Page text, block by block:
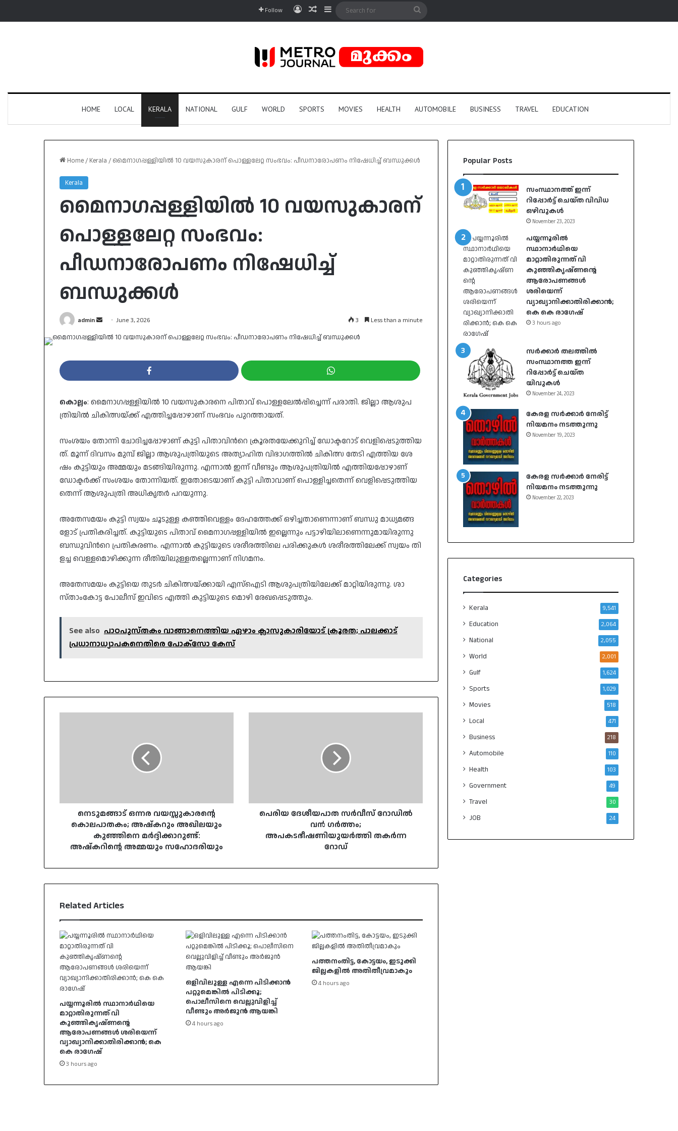
Follow Log InRandom Article
Sidebar
Search
HOME LOCAL KERALA NATIONAL GULF WORLD SPORTS MOVIES HEALTH AUTOMOBILE BUSINESS TRAVEL EDUCATION
Home/ Kerala / മൈനാഗപ്പള്ളിയിൽ 10 വയസുകാരന് പൊള്ളലേറ്റ സംഭവം: പീഡനാരോപണം നിഷേധിച്ച് ബന്ധുക്കൾ
Kerala
മൈനാഗപ്പള്ളിയിൽ 10 വയസുകാരന്
പൊള്ളലേറ്റ സംഭവം:
പീഡനാരോപണം നിഷേധിച്ച്
ബന്ധുക്കൾ
admin
Send June 3, 2026 3 Less than a minute
കൊല്ലം: മൈ​നാ​ഗ​പ്പ​ള്ളി​യി​ല്‍ 10 വ​യ​സു​കാ​ര​നെ പി​താ​വ് പൊ​ള്ള​ലേ​ല്‍​പ്പി​ച്ചെ​ന്ന് പ​രാ​തി. ജി​ല്ലാ ആ​ശു​പ​
ത്രി​യി​ല്‍ ചി​കി​ത്സ​യ്ക്ക് എ​ത്തി​ച്ച​പ്പോ​ഴാ​ണ് സം​ഭ​വം പു​റ​ത്താ​യ​ത്.
സം​ശ​യം തോ​ന്നി ചോ​ദി​ച്ച​പ്പോ​ഴാ​ണ് കു​ട്ടി പി​താ​വി​ന്‍റെ ക്രൂ​ര​ത​യേ​ക്കു​റി​ച്ച് ഡോ​ക്ട​റോ​ട് വെ​ളി​പ്പെ​ടു​ത്തി​യ​
ത്. മൂ​ന്ന് ദി​വ​സം മു​മ്പ് ജി​ല്ലാ ആ​ശു​പ​ത്രി​യു​ടെ അ​ത്യാ​ഹി​ത വി​ഭാ​ഗ​ത്തി​ല്‍ ചി​കി​ത്സ തേ​ടി എ​ത്തി​യ ശേ​
ഷം കു​ട്ടി​യും അ​മ്മ​യും മ​ട​ങ്ങി​യി​രു​ന്നു. എ​ന്നാ​ല്‍ ഇ​ന്ന് വീ​ണ്ടും ആ​ശു​പ​ത്രി​യി​ല്‍ എ​ത്തി​യ​പ്പോ​ഴാ​ണ്
ഡോ​ക്ട​ര്‍​ക്ക് സം​ശ​യം തോ​ന്നി​യ​ത്. ഇ​തോ​ടെ​യാ​ണ് കു​ട്ടി പി​താ​വാ​ണ് പൊ​ള്ളി​ച്ച​തെ​ന്ന് വെ​ളി​പ്പെ​ടു​ത്തി​യ​
തെ​ന്ന് ആ​ശു​പ​ത്രി അ​ധി​കൃ​ത​ര്‍ പ​റ​യു​ന്നു.
അ​തേ​സ​മ​യം കു​ട്ടി സ്വ​യം ചൂ​ടു​ള്ള ക​ഞ്ഞി​വെ​ള്ളം ദേ​ഹ​ത്തേ​ക്ക് ഒ​ഴി​ച്ച​താ​ണെ​ന്നാ​ണ് ബ​ന്ധു മാ​ധ്യ​മ​ങ്ങ​
ളോ​ട് പ്ര​തി​ക​രി​ച്ച​ത്. കു​ട്ടി​യു​ടെ പി​താ​വ് മൈ​നാ​ഗ​പ്പ​ള്ളി​യി​ല്‍ ഇ​ല്ലെ​ന്നും പ​ട്ടാ​ഴി​യി​ലാ​ണെ​ന്നു​മാ​യി​രു​ന്നു
ബ​ന്ധു​വി​ന്‍റെ പ്ര​തി​ക​ര​ണം. എ​ന്നാ​ല്‍ കു​ട്ടി​യു​ടെ ശ​രീ​ര​ത്തി​ലെ പ​രി​ക്കു​ക​ള്‍ ശ​രീ​ര​ത്തി​ലേ​ക്ക് സ്വ​യം തി​
ള​ച്ച വെ​ള്ള​മൊ​ഴി​ക്കു​ന്ന രീ​തി​യി​ലു​ള്ള​ത​ല്ലെ​ന്നാ​ണ് നി​ഗ​മ​നം.
അ​തേ​സ​മ​യം കു​ട്ടി​യെ തു​ട​ര്‍ ചി​കി​ത്സ​യ്ക്കാ​യി എ​സ്ഐ​ടി ആ​ശു​പ​ത്രി​യി​ലേ​ക്ക് മാ​റ്റി​യി​രു​ന്നു. ശാ​
സ്താം​കോ​ട്ട പോ​ലീ​സ് ഇ​വി​ടെ എ​ത്തി കു​ട്ടി​യു​ടെ മൊ​ഴി രേ​ഖ​പ്പെ​ടു​ത്തും.
See also പാഠപുസ്തകം വാങ്ങാനെത്തിയ ഏഴാം ക്ലാസുകാരിയോട് ക്രൂരത; പാലക്കാട്
പ്രധാനാധ്യാപകനെതിരെ പോക്സോ കേസ്
അഷ്‌കറിന്റെ
അമ്മയും
സഹോദരിയും
നെടുമങ്ങാട് ഒന്നര വയസ്സുകാരന്റെ
കൊലപാതകം; അഷ്‌കറും അഖിലയും
കുഞ്ഞിനെ മർദ്ദിക്കാറുണ്ട്:
അഷ്‌കറിന്റെ അമ്മയും സഹോദരിയും
റോഡ്‌
പെരിയ ദേശീയപാത സർവീസ് റോഡിൽ
വൻ ഗർത്തം;
അപകടഭീഷണിയുയർത്തി തകർന്ന
റോഡ്‌
Related Articles
പയ്യന്നൂരിൽ സ്ഥാനാർഥിയെ
മാറ്റാതിരുന്നത് വി
കുഞ്ഞികൃഷ്ണന്റെ
ആരോപണങ്ങൾ ശരിയെന്ന്
വ്യാഖ്യാനിക്കാതിരിക്കാൻ; കെ
കെ രാഗേഷ്
3 hours ago
ഒളിവിലുള്ള എന്നെ പിടിക്കാൻ
പറ്റുമെങ്കിൽ പിടിക്കൂ;
പൊലീസിനെ വെല്ലുവിളിച്ച്
വീണ്ടും അർജുൻ ആയങ്കി
4 hours ago
പത്തനംതിട്ട, കോട്ടയം, ഇടുക്കി
ജില്ലകളില്‍ അതിതീവ്രമാകും
4 hours ago
Popular Posts
സംസ്ഥാനത്ത് ഇന്ന്
റിപ്പോർട്ട് ചെയ്ത വിവിധ
ഒഴിവുകൾ
November 23, 2023
പയ്യന്നൂരിൽ
സ്ഥാനാർഥിയെ
മാറ്റാതിരുന്നത് വി
കുഞ്ഞികൃഷ്ണന്റെ
ആരോപണങ്ങൾ
ശരിയെന്ന്
വ്യാഖ്യാനിക്കാതിരിക്കാൻ;
കെ കെ രാഗേഷ്
3 hours ago
സർക്കാർ തലത്തിൽ
സംസ്ഥാനത്ത ഇന്ന്
റിപ്പോർട്ട് ചെയ്ത
യിവുകൾ
November 24, 2023
കേരള സർക്കാർ നേരിട്ട്
നിയമനം നടത്തുന്നു
November 19, 2023
കേരള സർക്കാർ നേരിട്ട്
നിയമനം നടത്തുന്നു
November 22, 2023
Categories
Kerala 9,541
Education 2,064
National 2,055
World 2,001
Gulf 1,624
Sports 1,029
Movies 518
Local 471
Business 218
Automobile 110
Health 103
Government 49
Travel 30
JOB 24